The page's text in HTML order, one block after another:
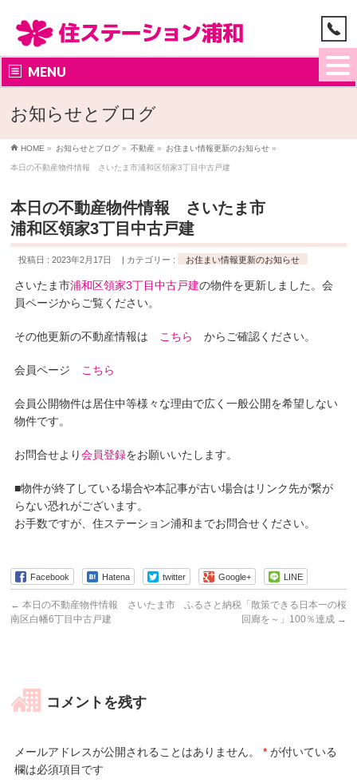
MENU
お知らせとブログ
HOME » お知らせとブログ » 不動産 » お住まい情報更新のお知らせ »
本日の不動産物件情報 さいたま市浦和区領家3丁目中古戸建
本日の不動産物件情報 さいたま市
浦和区領家3丁目中古戸建
投稿日 : 2023年2月17日 カテゴリー : お住まい情報更新のお知らせ
さいたま市浦和区領家3丁目中古戸建の物件を更新しました。会
員ページからご覧ください。
その他更新の不動産情報は こちら からご確認ください。
会員ページ こちら
会員公開物件は居住中等様々な理由で広く一般公開を希望しない
物件です。
お問合せより会員登録をお願いいたします。
■物件が終了している場合や本記事が古い場合はリンク先が繋が
らない恐れがございます。
お手数ですが、住ステーション浦和までお問合せください。
Facebook Hatena twitter Google+ LINE
← 本日の不動産物件情報 さいたま市
南区白幡6丁目中古戸建
ふるさと納税「散策できる日本一の桜
回廊を～」100％達成 →
コメントを残す
メールアドレスが公開されることはありません。 * が付いている
欄は必須項目です